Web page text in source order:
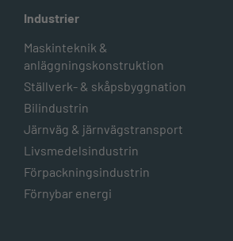
Industrier
Maskinteknik &
anläggningskonstruktion
Ställverk- & skåpsbyggnation
Bilindustrin
Järnväg & järnvägstransport
Livsmedelsindustrin
Förpackningsindustrin
Förnybar energi